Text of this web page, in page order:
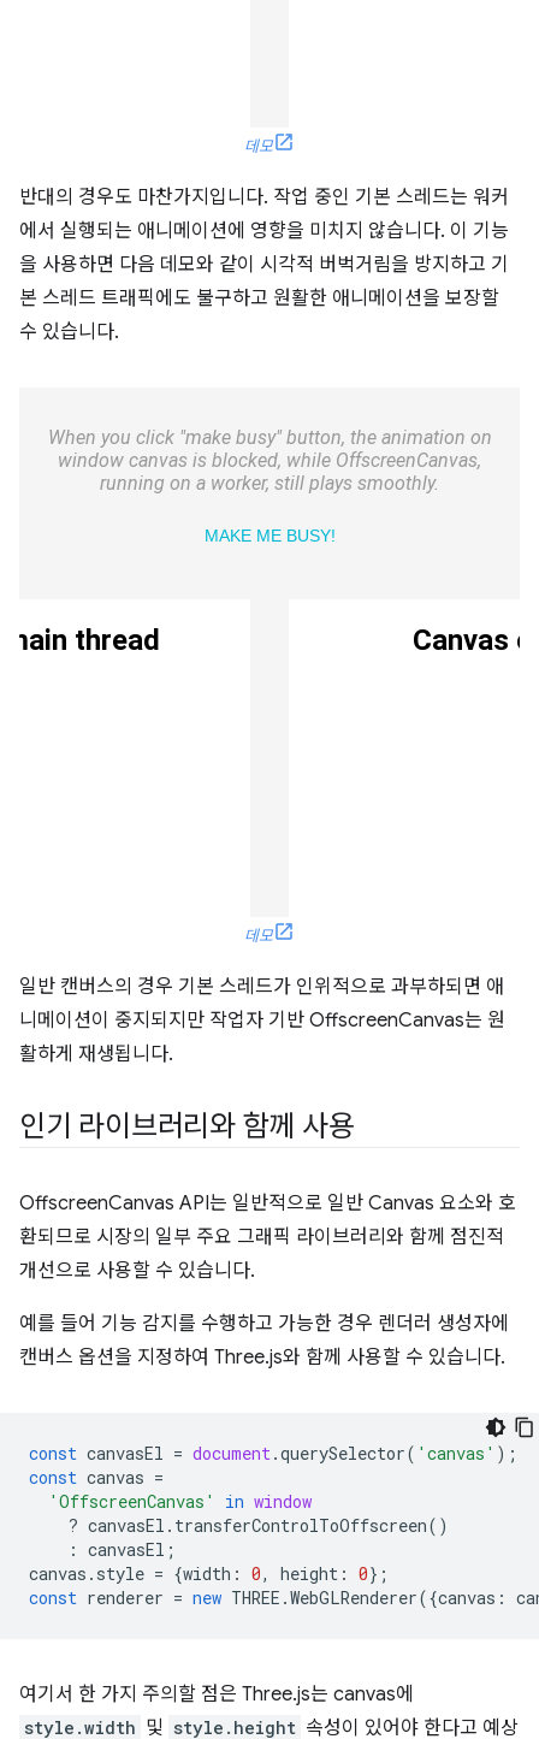
데모
반대의 경우도 마찬가지입니다. 작업 중인 기본 스레드는 워커
에서 실행되는 애니메이션에 영향을 미치지 않습니다. 이 기능
을 사용하면 다음 데모와 같이 시각적 버벅거림을 방지하고 기
본 스레드 트래픽에도 불구하고 원활한 애니메이션을 보장할
수 있습니다.
데모
일반 캔버스의 경우 기본 스레드가 인위적으로 과부하되면 애
니메이션이 중지되지만 작업자 기반 OffscreenCanvas는 원
활하게 재생됩니다.
인기 라이브러리와 함께 사용
OffscreenCanvas API는 일반적으로 일반 Canvas 요소와 호
환되므로 시장의 일부 주요 그래픽 라이브러리와 함께 점진적
개선으로 사용할 수 있습니다.
예를 들어 기능 감지를 수행하고 가능한 경우 렌더러 생성자에
캔버스 옵션을 지정하여 Three.js와 함께 사용할 수 있습니다.
const canvasEl = document.querySelector( 'canvas' );
const canvas =
'OffscreenCanvas'
in window
? canvasEl . transferControlToOffscreen()
: canvasEl ;
canvas . style = {width : 0, height : 0};
const renderer = new THREE .WebGLRenderer({canvas :
여기서 한 가지 주의할 점은 Three.js는 canvas에
style.width 및 style.height 속성이 있어야 한다고 예상